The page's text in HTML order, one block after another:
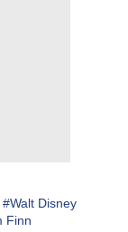
#Walt Disney
Finn